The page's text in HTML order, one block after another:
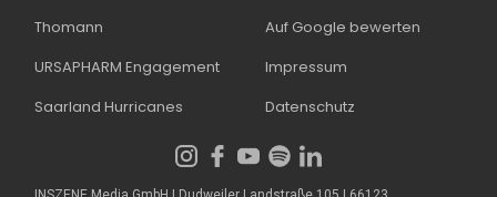
Thomann
URSAPHARM Engagement
Saarland Hurricanes
Auf Google bewerten
Impressum
Datenschutz